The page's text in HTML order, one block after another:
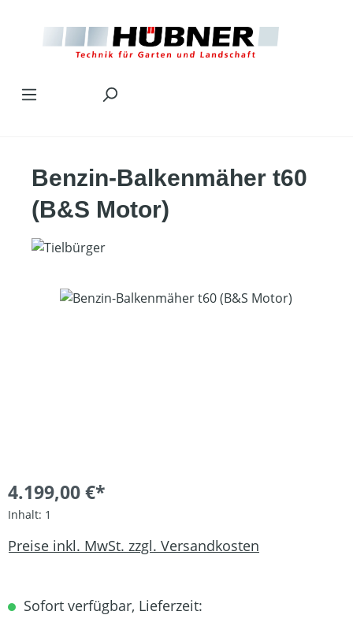
Benzin-Balkenmäher t60
(B&S Motor)
Bildergalerie überspringen
4.199,00 €*
Inhalt: 1
Preise inkl. MwSt. zzgl. Versandkosten
Sofort verfügbar, Lieferzeit: